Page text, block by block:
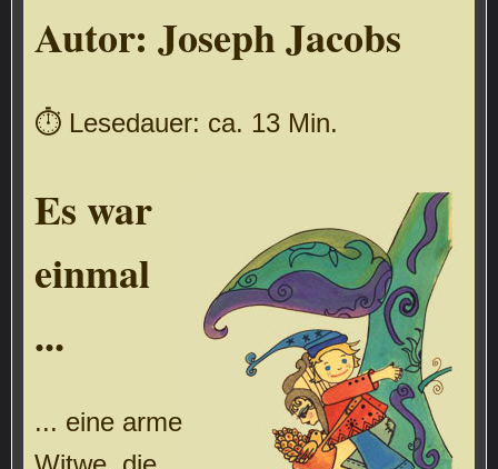
Autor:Joseph Jacobs
⏱ Lesedauer: ca. 13 Min.
Es war
einmal
...
... eine arme